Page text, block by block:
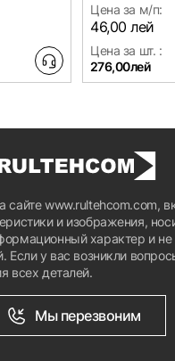
Цена за м/п:
46,00 лей
Цена за шт. :
276,00лей
сайте www.rultehcom.com,
и изображения,
характер и не
Если у вас возникли
всех деталей.
Мы перезвоним